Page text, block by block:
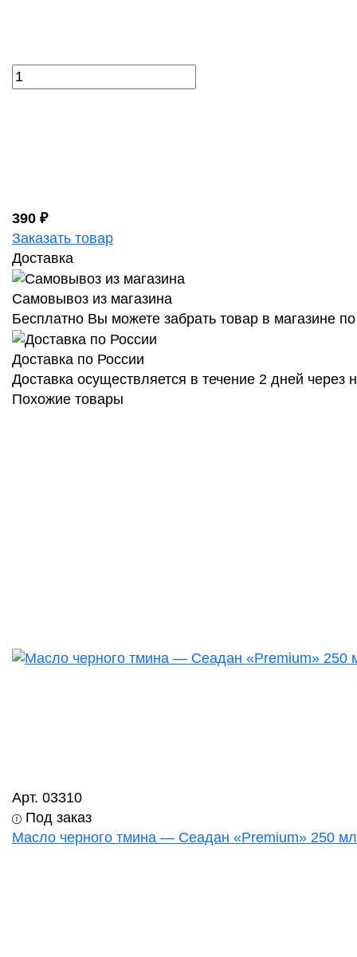
390 ₽
Заказать товар
Доставка
Самовывоз из магазина
Бесплатно Вы можете забрать товар в магазине
Доставка по России
Доставка осуществляется в течение 2 дней
Похожие товары
Арт. 03310
Под заказ
Масло черного тмина — Сеадан «Premium» 250 мл